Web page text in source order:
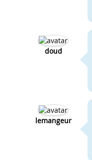
doud
lemangeur